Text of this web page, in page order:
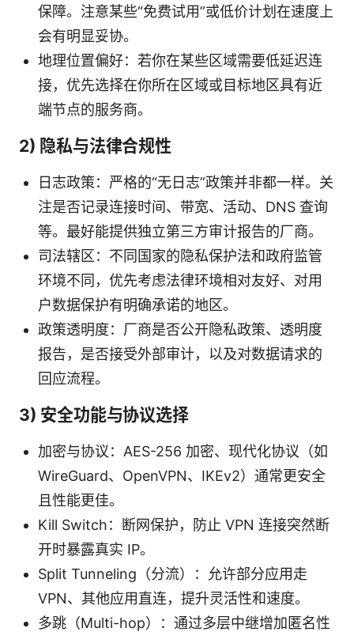
保障。注意某些“免费试用”或低价计划在速度上
会有明显妥协。
地理位置偏好：若你在某些区域需要低延迟连
接，优先选择在你所在区域或目标地区具有近
端节点的服务商。
2) 隐私与法律合规性
日志政策：严格的“无日志”政策并非都一样。关
注是否记录连接时间、带宽、活动、DNS 查询
等。最好能提供独立第三方审计报告的厂商。
司法辖区：不同国家的隐私保护法和政府监管
环境不同，优先考虑法律环境相对友好、对用
户数据保护有明确承诺的地区。
政策透明度：厂商是否公开隐私政策、透明度
报告，是否接受外部审计，以及对数据请求的
回应流程。
3) 安全功能与协议选择
加密与协议：AES-256 加密、现代化协议（如
WireGuard、OpenVPN、IKEv2）通常更安全
且性能更佳。
Kill Switch：断网保护，防止 VPN 连接突然断
开时暴露真实 IP。
Split Tunneling（分流）：允许部分应用走
VPN、其他应用直连，提升灵活性和速度。
多跳（Multi-hop）：通过多层中继增加匿名性